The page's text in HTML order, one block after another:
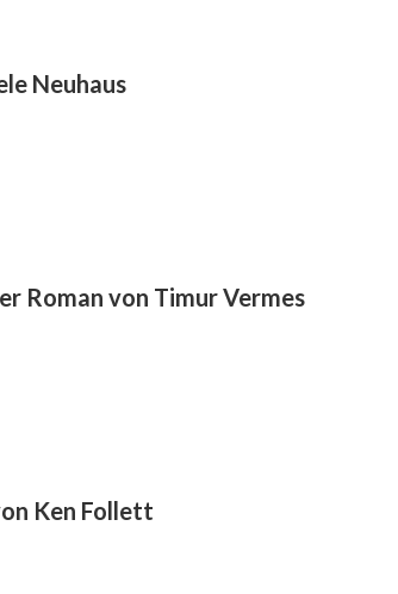
Neuhaus
Roman von Timur Vermes
Ken Follett